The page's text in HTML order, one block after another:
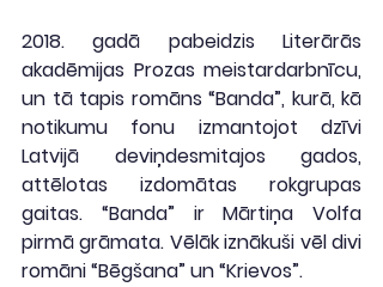
2018. gadā pabeidzis Literārās
akadēmijas Prozas meistardarbnīcu,
un tā tapis romāns “Banda”, kurā, kā
notikumu fonu izmantojot dzīvi
Latvijā deviņdesmitajos gados,
attēlotas izdomātas rokgrupas
gaitas. “Banda” ir Mārtiņa Volfa
pirmā grāmata. Vēlāk iznākuši vēl divi
romāni “Bēgšana” un “Krievos”.